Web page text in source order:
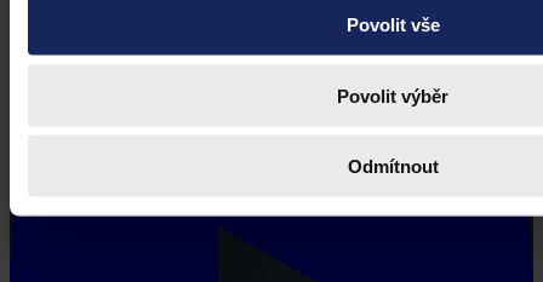
Povolit vše
Povolit výběr
Odmítnout